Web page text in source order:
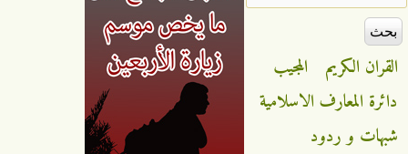
القران الكريم
المجيب
دائرة المعارف الاسلامية
شبهات و ردود